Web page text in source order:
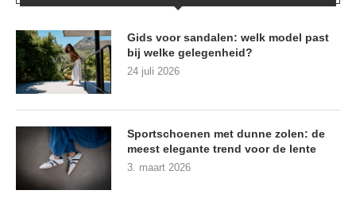
Gids voor sandalen: welk model past
bij welke gelegenheid?
24 juli 2026
Sportschoenen met dunne zolen: de
meest elegante trend voor de lente
3. maart 2026